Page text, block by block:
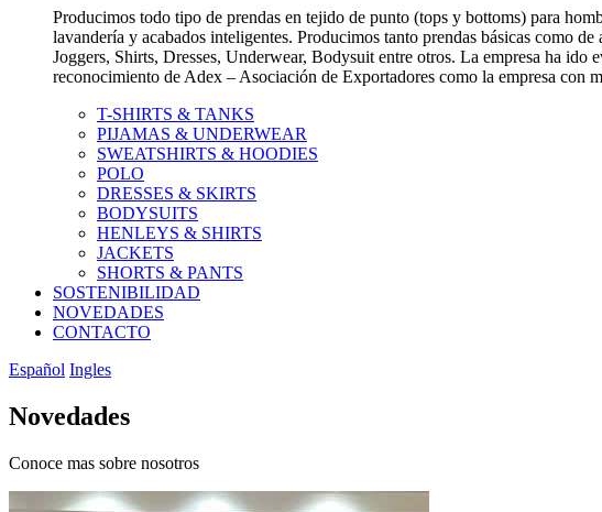
Producimos todo tipo de prendas en tejido de punto (tops y bottoms) para
lavandería y acabados inteligentes. Producimos tanto prendas básicas como
Joggers, Shirts, Dresses, Underwear, Bodysuit entre otros. La empresa ha
reconocimiento de Adex – Asociación de Exportadores como la empresa con
T-SHIRTS & TANKS
PIJAMAS & UNDERWEAR
SWEATSHIRTS & HOODIES
POLO
DRESSES & SKIRTS
BODYSUITS
HENLEYS & SHIRTS
JACKETS
SHORTS & PANTS
SOSTENIBILIDAD
NOVEDADES
CONTACTO
Español Ingles
Novedades
Conoce mas sobre nosotros